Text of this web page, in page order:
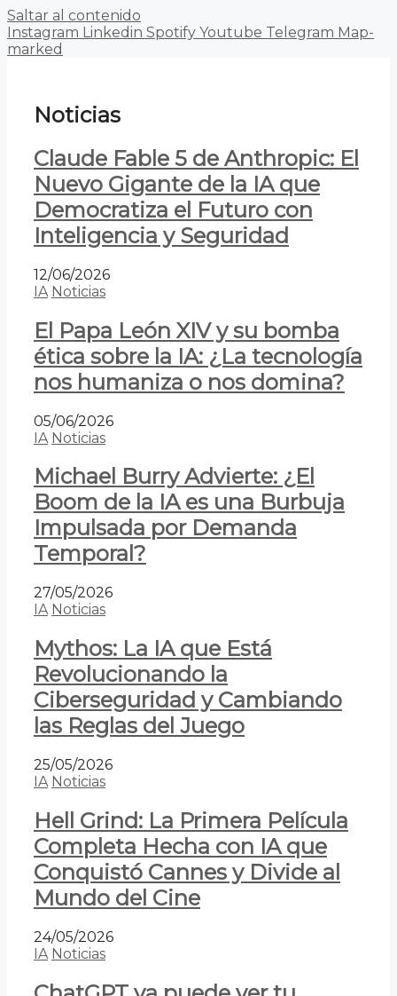
Saltar al contenido
Instagram Linkedin Spotify Youtube Telegram Map-
marked
Noticias
Claude Fable 5 de Anthropic: El
Nuevo Gigante de la IA que
Democratiza el Futuro con
Inteligencia y Seguridad
12/06/2026
IA Noticias
El Papa León XIV y su bomba
ética sobre la IA: ¿La tecnología
nos humaniza o nos domina?
05/06/2026
IA Noticias
Michael Burry Advierte: ¿El
Boom de la IA es una Burbuja
Impulsada por Demanda
Temporal?
27/05/2026
IA Noticias
Mythos: La IA que Está
Revolucionando la
Ciberseguridad y Cambiando
las Reglas del Juego
25/05/2026
IA Noticias
Hell Grind: La Primera Película
Completa Hecha con IA que
Conquistó Cannes y Divide al
Mundo del Cine
24/05/2026
IA Noticias